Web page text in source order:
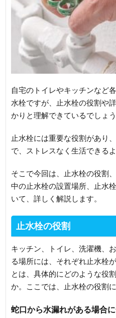
自宅のトイレやキッチンなど
水栓ですが、止水栓の役割や
かりと理解できているでしょう
止水栓には重要な役割があり
で、ストレスなく生活できる
そこで今回は、止水栓の役割
中の止水栓の設置場所、止水
いて、詳しく解説します。
止水栓の役割
キッチン、トイレ、洗濯機、
る場所には、それぞれ止水栓
とは、具体的にどのような役
か。ここでは、止水栓の役割
蛇口から水漏れがある場合